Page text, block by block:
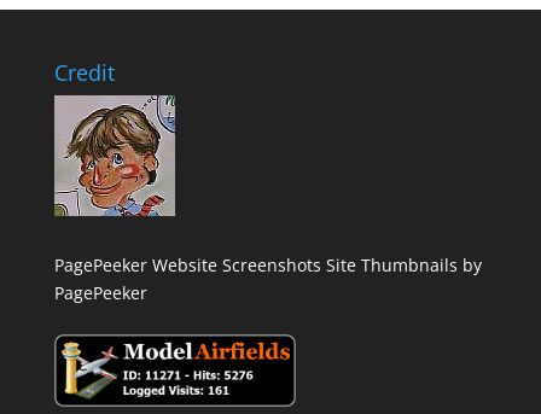
Credit
PagePeeker Website Screenshots Site Thumbnails by
PagePeeker